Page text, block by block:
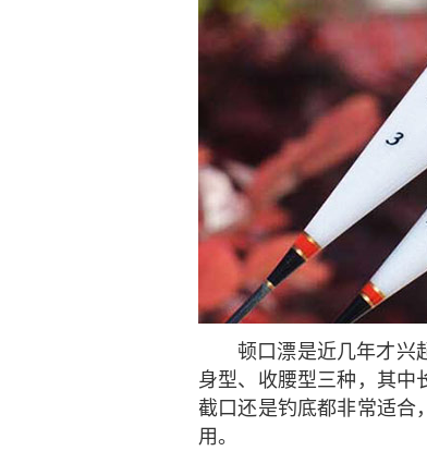
顿口漂是近几年才兴
身型、收腰型三种，其中
截口还是钓底都非常适合
用。